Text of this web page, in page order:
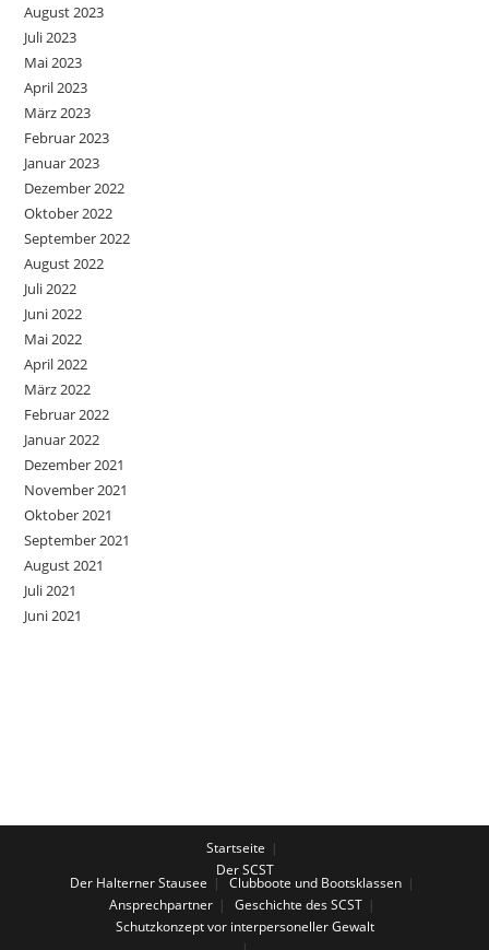
August 2023
Juli 2023
Mai 2023
April 2023
März 2023
Februar 2023
Januar 2023
Dezember 2022
Oktober 2022
September 2022
August 2022
Juli 2022
Juni 2022
Mai 2022
April 2022
März 2022
Februar 2022
Januar 2022
Dezember 2021
November 2021
Oktober 2021
September 2021
August 2021
Juli 2021
Juni 2021
Startseite
Der SCST
Der Halterner Stausee
Clubboote und Bootsklassen
Ansprechpartner
Geschichte des SCST
Schutzkonzept vor interpersoneller Gewalt